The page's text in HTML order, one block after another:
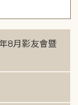
8月影友會暨